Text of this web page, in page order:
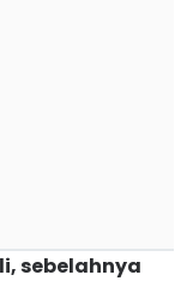
sebelahnya